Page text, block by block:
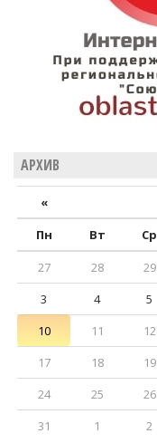
АРХИВ
«
Пн
Вт Ср
27
28 29
3
4 5
10
11 12
17
18 19
24
25 26
31
1 2